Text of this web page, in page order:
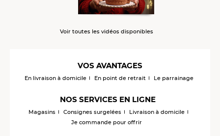
Voir toutes les vidéos disponibles
VOS AVANTAGES
En livraison à domicile En point de retrait Le parrainage
NOS SERVICES EN LIGNE
Magasins Consignes surgelées
Livraison à domicile
Je commande pour offrir